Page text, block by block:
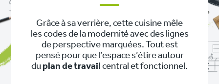
Grâce à sa verrière, cette cuisine mêle
les codes de la modernité avec des lignes
de perspective marquées. Tout est
pensé pour que l’espace s’étire autour
du plan de travail central et fonctionnel.